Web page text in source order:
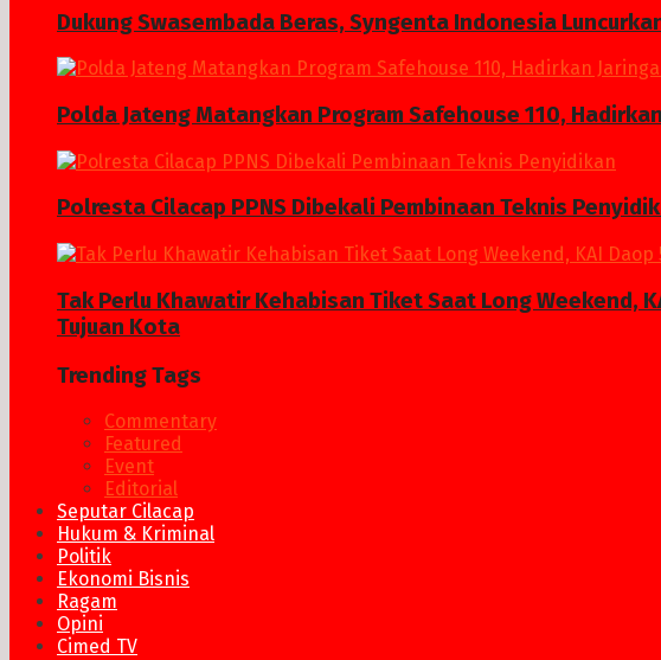
Dukung Swasembada Beras, Syngenta Indonesia
Polda Jateng Matangkan Program Safehouse 110,
Polresta Cilacap PPNS Dibekali Pembinaan Teknis
Tak Perlu Khawatir Kehabisan Tiket Saat Long Weekend,
Tujuan Kota
Trending Tags
Commentary
Featured
Event
Editorial
Seputar Cilacap
Hukum & Kriminal
Politik
Ekonomi Bisnis
Ragam
Opini
Cimed TV